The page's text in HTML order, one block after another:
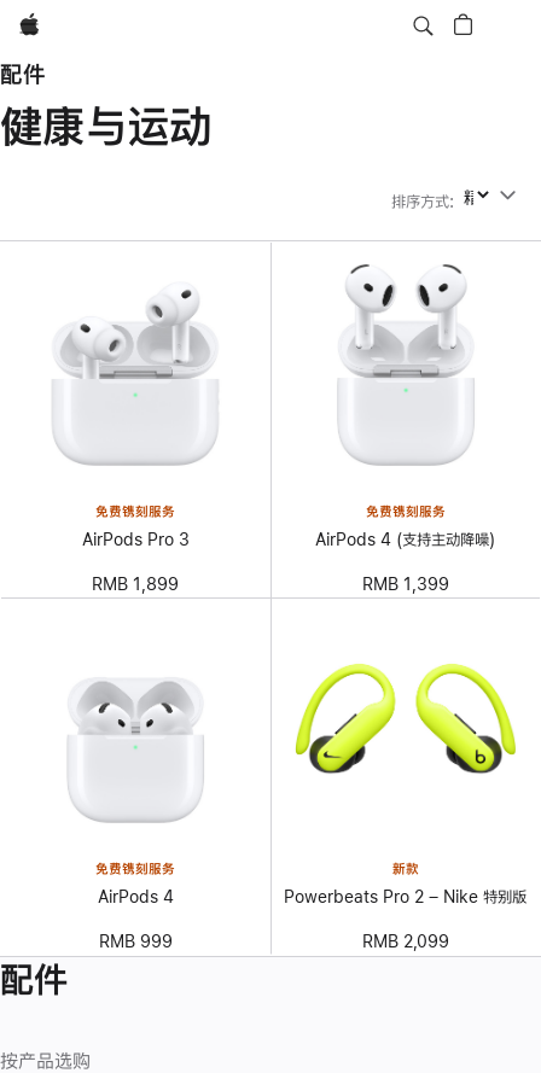
Apple
配件
健康与运动
排序方式: 排序方式
免费镌刻服务
AirPods Pro 3
RMB 1,899
免费镌刻服务
AirPods 4 (支持主动降噪)
RMB 1,399
免费镌刻服务
AirPods 4
RMB 999
新款
Powerbeats Pro 2 – Nike 特别版
RMB 2,099
配件
按产品选购